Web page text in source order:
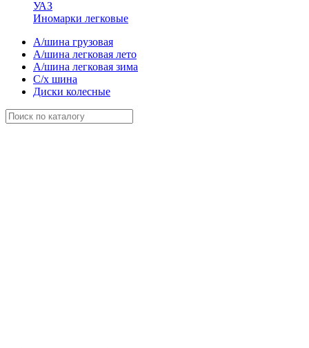
УАЗ
Иномарки легковые
А/шина грузовая
А/шина легковая лето
А/шина легковая зима
С/х шина
Диски колесные